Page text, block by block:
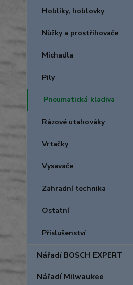
Hoblíky, hoblovky
Nůžky a prostřihovače
Míchadla
Pily
Pneumatická kladiva
Rázové utahováky
Vrtačky
Vysavače
Zahradní technika
Ostatní
Příslušenství
Nářadí BOSCH EXPERT
Nářadí Milwaukee